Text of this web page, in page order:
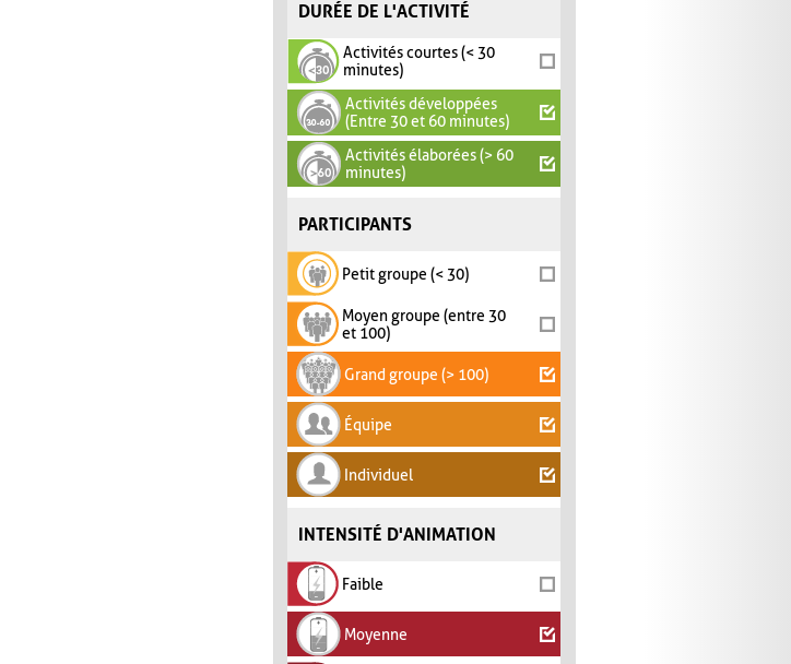
DURÉE DE L'ACTIVITÉ
Activités courtes (< 30
minutes)
Activités développées
(Entre 30 et 60 minutes)
Activités élaborées (> 60
minutes)
PARTICIPANTS
Petit groupe (< 30)
Moyen groupe (entre 30
et 100)
Grand groupe (> 100)
Équipe
Individuel
INTENSITÉ D'ANIMATION
Faible
Moyenne